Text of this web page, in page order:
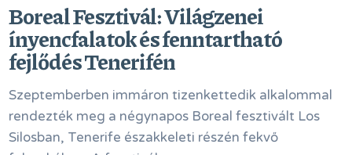
Boreal Fesztivál: Világzenei
ínyencfalatok és fenntartható
fejlődés Tenerifén
Szeptemberben immáron tizenkettedik alkalommal
rendezték meg a négynapos Boreal fesztivált Los
Silosban, Tenerife északkeleti részén fekvő